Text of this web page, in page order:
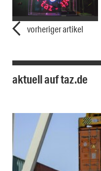
vorheriger artikel
aktuell auf taz.de